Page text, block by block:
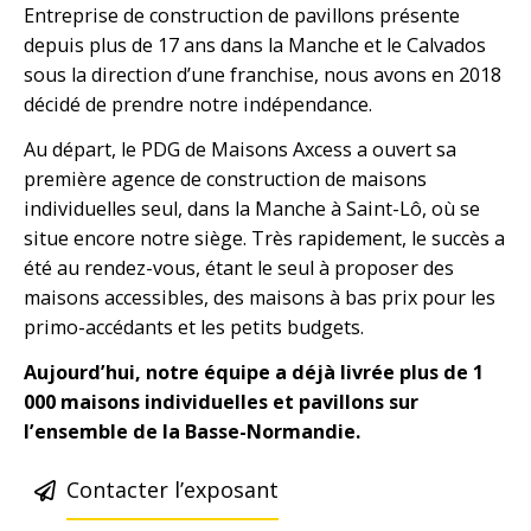
Entreprise de construction de pavillons présente
depuis plus de 17 ans dans la Manche et le Calvados
sous la direction d’une franchise, nous avons en 2018
décidé de prendre notre indépendance.
Au départ, le PDG de Maisons Axcess a ouvert sa
première agence de construction de maisons
individuelles seul, dans la Manche à Saint-Lô, où se
situe encore notre siège. Très rapidement, le succès a
été au rendez-vous, étant le seul à proposer des
maisons accessibles, des maisons à bas prix pour les
primo-accédants et les petits budgets.
Aujourd’hui, notre équipe a déjà livrée plus de 1
000 maisons individuelles et pavillons sur
l’ensemble de la Basse-Normandie.
Contacter l’exposant